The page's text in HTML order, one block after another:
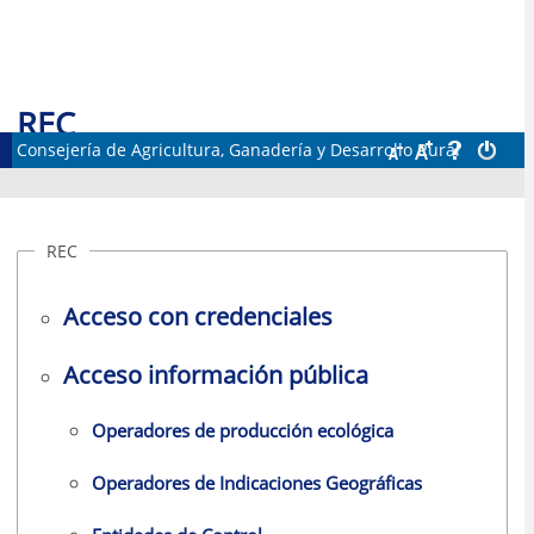
REC
Consejería de Agricultura, Ganadería y Desarrollo Rural
REC
Acceso con credenciales
Acceso información pública
Operadores de producción ecológica
Operadores de Indicaciones Geográficas